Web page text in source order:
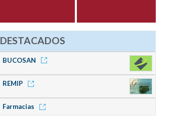
DESTACADOS
BUCOSAN
REMIP
Farmacias